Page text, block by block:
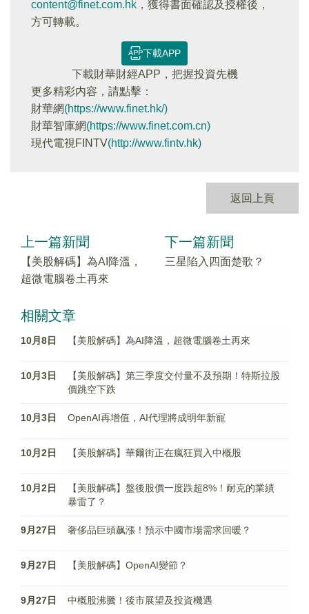
content@finet.com.hk ，獲得書面確認及授權後，
方可轉載。
下載APP
下載財華財經APP，把握投資先機
更多精彩内容，請點擊：
財華網(https://www.finet.hk/)
財華智庫網(https://www.finet.com.cn)
現代電視FINTV(http://www.fintv.hk)
返回上頁
上一篇新聞
【美股解碼】為AI降溫，
超微電腦卷土再來
下一篇新聞
三星陷入四面楚歌？
相關文章
10月8日 【美股解碼】為AI降溫，超微電腦卷土再來
10月3日
【美股解碼】第三季度交付量不及預期！特斯拉股
價跳空下跌
10月3日 OpenAI再增值，AI代理將成明年新寵
10月2日 【美股解碼】華爾街正在瘋狂買入中概股
10月2日
【美股解碼】盤後股價一度跌超8%！耐克的業績
暴雷了？
9月27日 奢侈品巨頭飙漲！預示中國市場需求回暖？
9月27日 【美股解碼】OpenAI變節？
9月27日 中概股沸騰！後市展望及投資機遇